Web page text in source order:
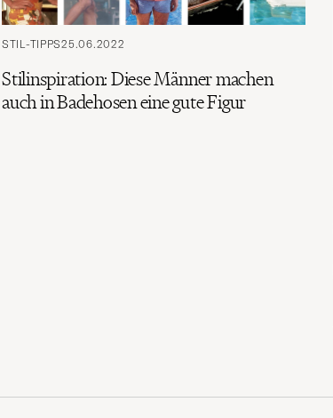
STIL-TIPPS25.06.2022
Stilinspiration: Diese Männer machen
auch in Badehosen eine gute Figur